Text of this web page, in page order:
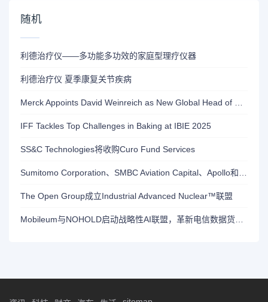
随机
利德治疗仪——多功能多功效的家庭型理疗仪器
利德治疗仪 夏季康复关节疾病
IFF Tackles Top Challenges in Baking at IBIE 2025
SS&C Technologies将收购Curo Fund Services
The Open Group成立Industrial Advanced Nuclear™联盟